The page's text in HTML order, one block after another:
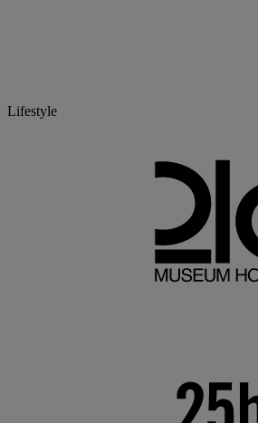
Lifestyle